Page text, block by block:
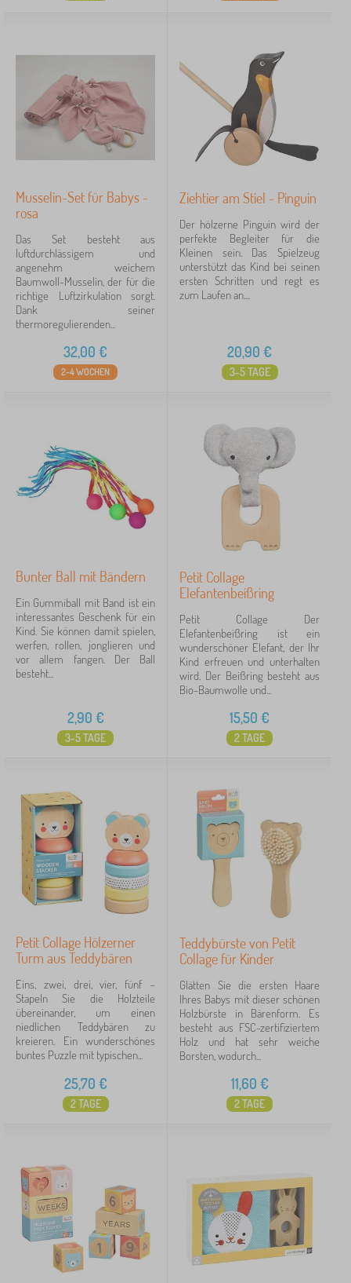
Musselin-Set für Babys -
rosa
Das Set besteht aus
luftdurchlässigem und
angenehm weichem
Baumwoll-Musselin, der für die
richtige Luftzirkulation sorgt.
Dank seiner
thermoregulierenden...
32,00 €
2-4 WOCHEN
Ziehtier am Stiel - Pinguin
Der hölzerne Pinguin wird der
perfekte Begleiter für die
Kleinen sein. Das Spielzeug
unterstützt das Kind bei seinen
ersten Schritten und regt es
zum Laufen an....
20,90 €
3-5 TAGE
Bunter Ball mit Bändern
Ein Gummiball mit Band ist ein
interessantes Geschenk für ein
Kind. Sie können damit spielen,
werfen, rollen, jonglieren und
vor allem fangen. Der Ball
besteht...
2,90 €
3-5 TAGE
Petit Collage
Elefantenbeißring
Petit Collage Der
Elefantenbeißring ist ein
wunderschöner Elefant, der Ihr
Kind erfreuen und unterhalten
wird. Der Beißring besteht aus
Bio-Baumwolle und...
15,50 €
2 TAGE
Petit Collage Hölzerner
Turm aus Teddybären
Eins, zwei, drei, vier, fünf –
Stapeln Sie die Holzteile
übereinander, um einen
niedlichen Teddybären zu
kreieren. Ein wunderschönes
buntes Puzzle mit typischen...
25,70 €
2 TAGE
Teddybürste von Petit
Collage für Kinder
Glätten Sie die ersten Haare
Ihres Babys mit dieser schönen
Holzbürste in Bärenform. Es
besteht aus FSC-zertifiziertem
Holz und hat sehr weiche
Borsten, wodurch...
11,60 €
2 TAGE